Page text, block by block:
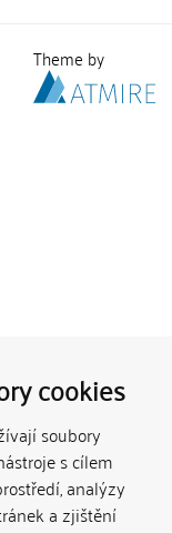
cookies
soubory
s cílem
analýzy
a zjištění
Theme by